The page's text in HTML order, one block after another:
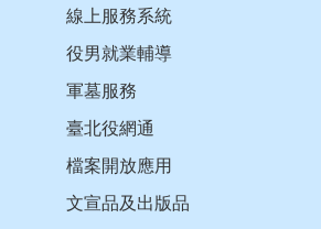
線上服務系統
役男就業輔導
軍墓服務
臺北役網通
檔案開放應用
文宣品及出版品